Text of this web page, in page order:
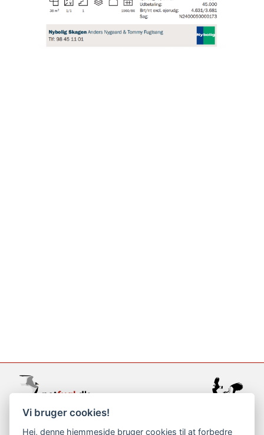
support@netfugl.dk
Vi bruger cookies!
Hej, denne hjemmeside bruger cookies til at forbedre